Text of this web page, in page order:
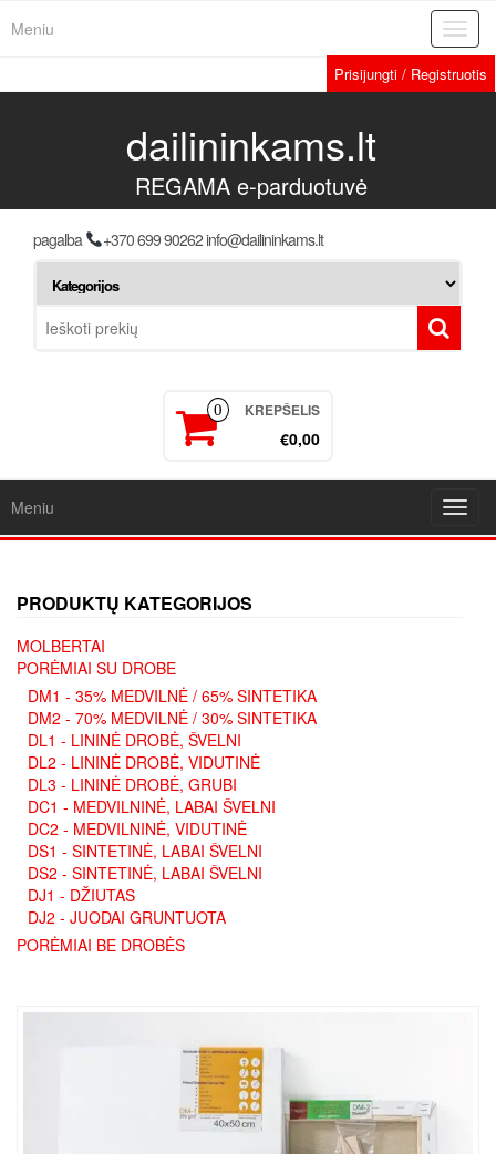
Meniu
Prisijungti / Registruotis
dailininkams.lt
REGAMA e-parduotuvė
pagalba +370 699 90262 info@dailininkams.lt
0 KREPŠELIS
€0,00
Meniu
PRODUKTŲ KATEGORIJOS
MOLBERTAI
PORĖMIAI SU DROBE
DM1 - 35% MEDVILNĖ / 65% SINTETIKA
DM2 - 70% MEDVILNĖ / 30% SINTETIKA
DL1 - LININĖ DROBĖ, ŠVELNI
DL2 - LININĖ DROBĖ, VIDUTINĖ
DL3 - LININĖ DROBĖ, GRUBI
DC1 - MEDVILNINĖ, LABAI ŠVELNI
DC2 - MEDVILNINĖ, VIDUTINĖ
DS1 - SINTETINĖ, LABAI ŠVELNI
DS2 - SINTETINĖ, LABAI ŠVELNI
DJ1 - DŽIUTAS
DJ2 - JUODAI GRUNTUOTA
PORĖMIAI BE DROBĖS